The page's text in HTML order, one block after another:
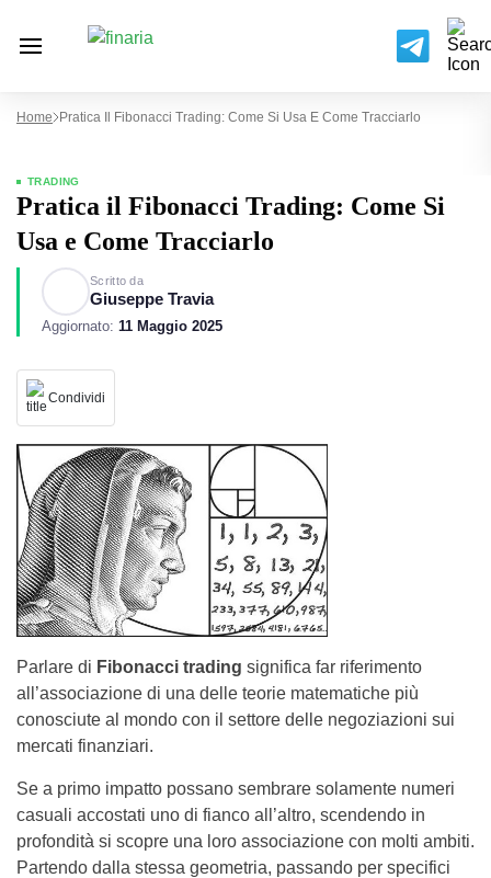
Home Pratica Il Fibonacci Trading: Come Si Usa E Come Tracciarlo
TRADING
Pratica il Fibonacci Trading: Come Si
Usa e Come Tracciarlo
Scritto da
Giuseppe Travia
Aggiornato: 11 Maggio 2025
Condividi
Parlare di Fibonacci trading significa far riferimento
all’associazione di una delle teorie matematiche più
conosciute al mondo con il settore delle negoziazioni sui
mercati finanziari.
Se a primo impatto possano sembrare solamente numeri
casuali accostati uno di fianco all’altro, scendendo in
profondità si scopre una loro associazione con molti ambiti.
Partendo dalla stessa geometria, passando per specifici